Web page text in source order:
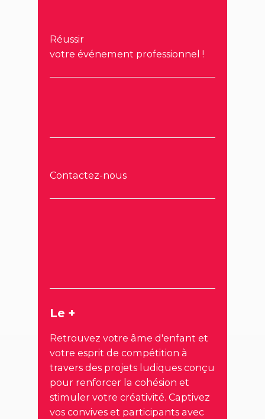
Réussir
votre événement professionnel !
Contactez-nous
Le +
Retrouvez votre âme d'enfant et
votre esprit de compétition à
travers des projets ludiques conçu
pour renforcer la cohésion et
stimuler votre créativité. Captivez
vos convives et participants avec